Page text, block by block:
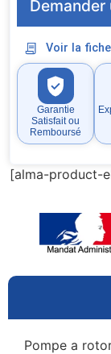
Demander
Voir la
Garantie
Satisfait ou
Remboursé
[alma-product-
Pompe a